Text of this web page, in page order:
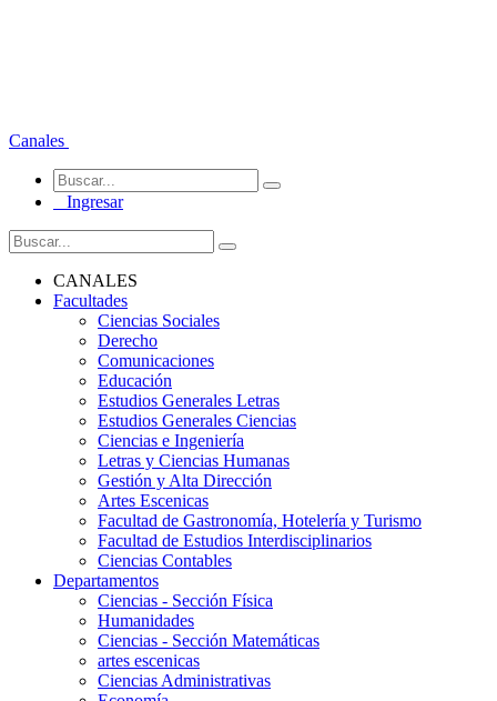
Canales
Ingresar
CANALES
Facultades
Ciencias Sociales
Derecho
Comunicaciones
Educación
Estudios Generales Letras
Estudios Generales Ciencias
Ciencias e Ingeniería
Letras y Ciencias Humanas
Gestión y Alta Dirección
Artes Escenicas
Facultad de Gastronomía, Hotelería y Turismo
Facultad de Estudios Interdisciplinarios
Ciencias Contables
Departamentos
Ciencias - Sección Física
Humanidades
Ciencias - Sección Matemáticas
artes escenicas
Ciencias Administrativas